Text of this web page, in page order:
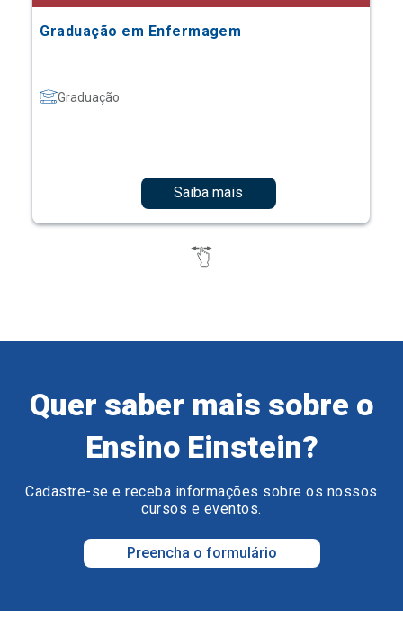
Graduação em Enfermagem
Graduação
Saiba mais
Quer saber mais sobre o
Ensino Einstein?
Cadastre-se e receba informações sobre os nossos
cursos e eventos.
Preencha o formulário